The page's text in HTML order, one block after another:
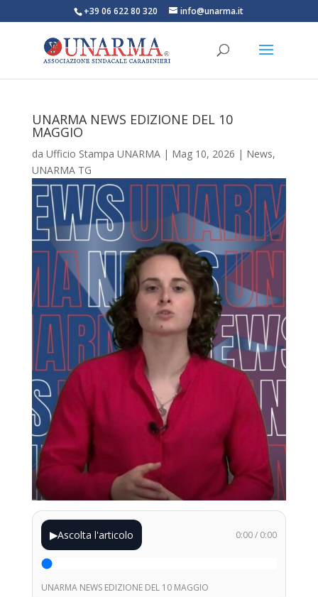
+39 06 622 80 320 info@unarma.it
UNARMA NEWS EDIZIONE DEL 10
MAGGIO
da Ufficio Stampa UNARMA| Mag 10, 2026 | News,
UNARMA TG
▶Ascolta l'articolo 0:00/ 0:00
UNARMA NEWS EDIZIONE DEL 10 MAGGIO